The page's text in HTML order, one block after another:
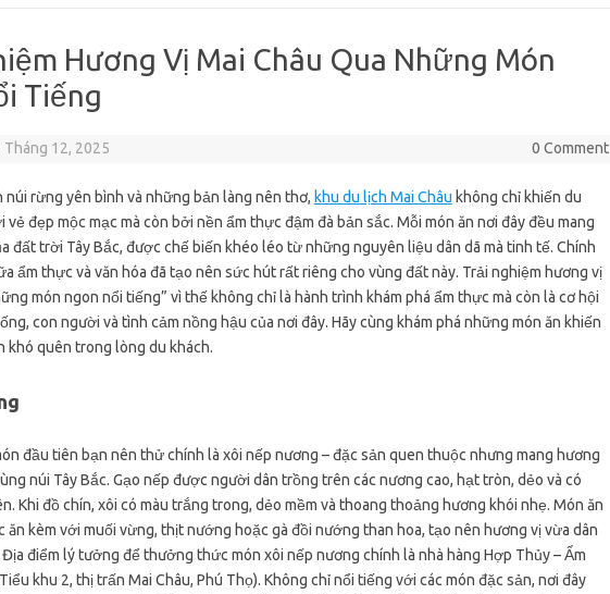
Hương Vị Mai Châu Qua Những Món
Tiếng
Tháng 12, 2025 0 Comment
núi rừng yên bình và những bản làng nên thơ, khu du lịch Mai Châu không chỉ khiến du
vẻ đẹp mộc mạc mà còn bởi nền ẩm thực đậm đà bản sắc. Mỗi món ăn nơi đây đều mang
đất trời Tây Bắc, được chế biến khéo léo từ những nguyên liệu dân dã mà tinh tế. Chính
ẩm thực và văn hóa đã tạo nên sức hút rất riêng cho vùng đất này. Trải nghiệm hương vị
món ngon nổi tiếng” vì thế không chỉ là hành trình khám phá ẩm thực mà còn là cơ hội
con người và tình cảm nồng hậu của nơi đây. Hãy cùng khám phá những món ăn khiến
khó quên trong lòng du khách.
đầu tiên bạn nên thử chính là xôi nếp nương – đặc sản quen thuộc nhưng mang hương
núi Tây Bắc. Gạo nếp được người dân trồng trên các nương cao, hạt tròn, dẻo và có
Khi đồ chín, xôi có màu trắng trong, dẻo mềm và thoang thoảng hương khói nhẹ. Món ăn
ăn kèm với muối vừng, thịt nướng hoặc gà đồi nướng than hoa, tạo nên hương vị vừa dân
Địa điểm lý tưởng để thưởng thức món xôi nếp nương chính là nhà hàng Hợp Thủy – Ẩm
khu 2, thị trấn Mai Châu, Phú Thọ). Không chỉ nổi tiếng với các món đặc sản, nơi đây